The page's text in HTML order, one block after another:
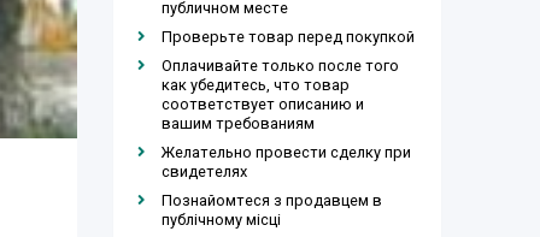
публичном месте
Проверьте товар перед покупкой
Оплачивайте только после того
как убедитесь, что товар
соответствует описанию и
вашим требованиям
Желательно провести сделку при
свидетелях
Познайомтеся з продавцем в
публічному місці